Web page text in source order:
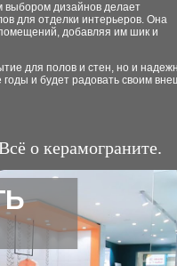
выбором дизайнов делает
для отделки интерьеров. Она
добавляя им шик и
для полов и стен, но и
и будет радовать своим
о керамограните.